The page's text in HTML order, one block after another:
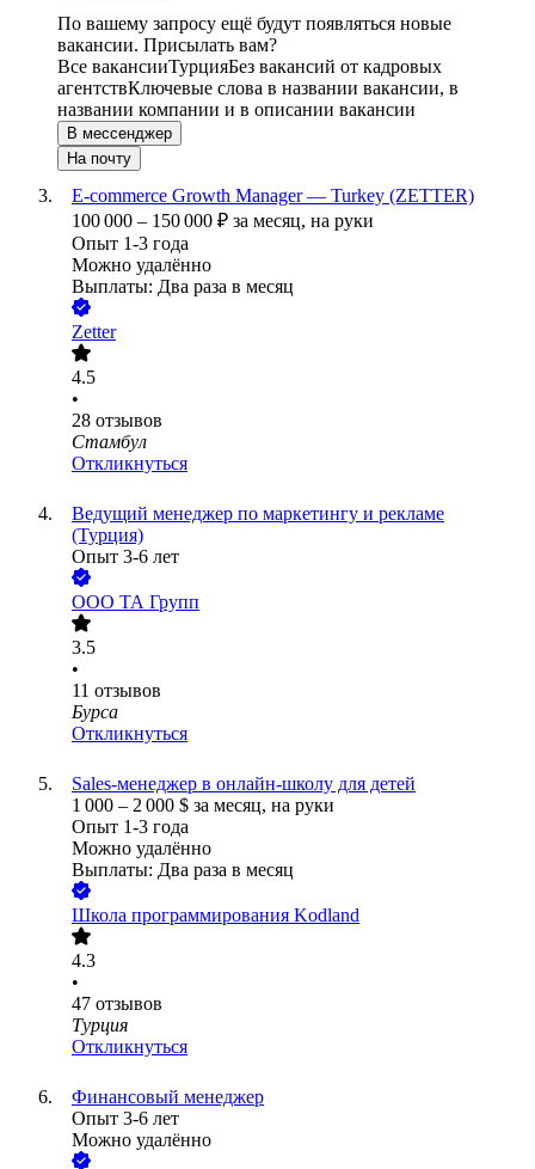
По вашему запросу ещё будут появляться новые
вакансии. Присылать вам?
Все вакансииТурцияБез вакансий от кадровых
агентствКлючевые слова в названии вакансии, в
названии компании и в описании вакансии
В мессенджер
На почту
E‑commerce Growth Manager — Turkey (ZETTER)
100 000 – 150 000 ₽ за месяц, на руки
Опыт 1-3 года
Можно удалённо
Выплаты: Два раза в месяц
Zetter
4.5
•
28 отзывов
Стамбул
Откликнуться
Ведущий менеджер по маркетингу и рекламе
(Турция)
Опыт 3-6 лет
ООО ТА Групп
3.5
•
11 отзывов
Бурса
Откликнуться
Sales-менеджер в онлайн-школу для детей
1 000 – 2 000 $ за месяц, на руки
Опыт 1-3 года
Можно удалённо
Выплаты: Два раза в месяц
Школа программирования Kodland
4.3
•
47 отзывов
Турция
Откликнуться
Финансовый менеджер
Опыт 3-6 лет
Можно удалённо